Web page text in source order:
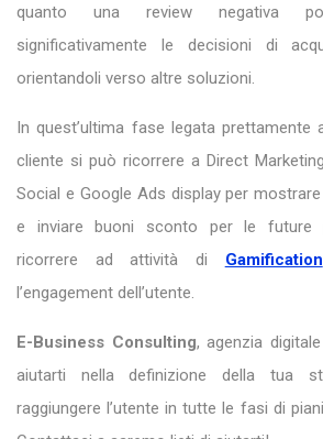
quanto una review negativa
significativamente le decisioni di
orientandoli verso altre soluzioni.
In quest’ultima fase legata prettamente
cliente si può ricorrere a Direct
Social e Google Ads display per
e inviare buoni sconto per le future
ricorrere ad attività di Gamification
l’engagement dell’utente.
E-Business Consulting, agenzia
aiutarti nella definizione della tua
raggiungere l’utente in tutte le fasi di